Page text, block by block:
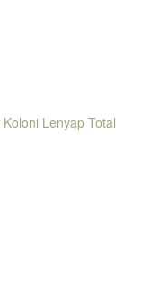
Lenyap Total